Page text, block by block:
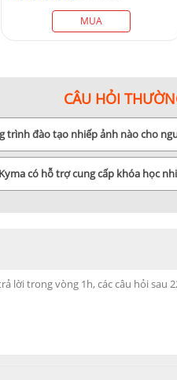
MUA
CÂU HỎI
trình đào tạo nhiếp ảnh nào cho
có hỗ trợ cung cấp khóa học